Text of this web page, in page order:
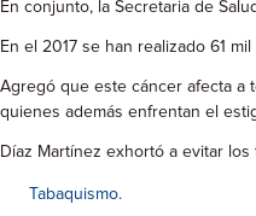
En conjunto, la Secretaria de
En el 2017 se han realizado 61
Agregó que este cáncer afecta a
quienes además enfrentan el
Díaz Martínez exhortó a evitar
Tabaquismo.